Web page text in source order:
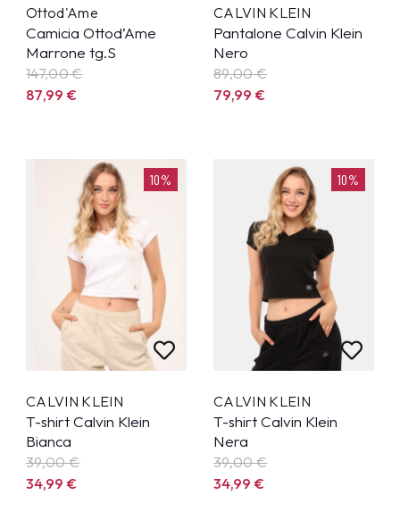
Ottod'Ame
Camicia Ottod’Ame
Marrone tg.S
147,00 €
87,99€
CALVIN KLEIN
Pantalone Calvin Klein
Nero
89,00 €
79,99€
10%
CALVIN KLEIN
T-shirt Calvin Klein
Bianca
39,00 €
34,99€
10%
CALVIN KLEIN
T-shirt Calvin Klein
Nera
39,00 €
34,99€